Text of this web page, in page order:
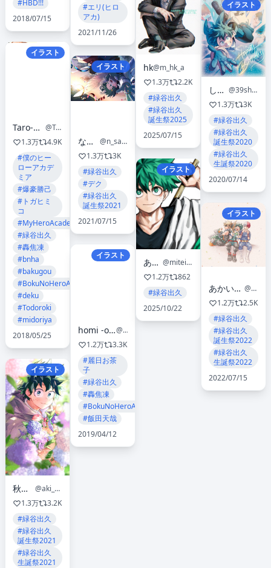
#HBD!!!
2018/07/15
イラスト
Taro-K from TamoTaro
@Tarokunnnn
1.3万
4.9K
#僕のヒー
ローアカデ
ミア
#爆豪勝己
#トガヒミ
コ
#MyHeroAcademia
#緑谷出久
#轟焦凍
#bnha
#bakugou
#BokuNoHeroAcademia
#deku
#Todoroki
#midoriya
2018/05/25
イラスト
秋野🧀
@aki_ktdk
1.3万
3.2K
#緑谷出久
#緑谷出久
誕生祭2021
#緑谷出久
生誕祭2021
#エリ(ヒロ
アカ)
2021/11/26
イラスト
なお🐰
@n_sai_ao
1.3万
3K
#緑谷出久
#デク
#緑谷出久
誕生祭2021
2021/07/15
イラスト
homi -original artbook 星光 on order
@homikokoni
1.2万
3.3K
#麗日お茶
子
#緑谷出久
#轟焦凍
#BokuNoHeroAcademia
#飯田天哉
2019/04/12
hk@m_hk_a
1.3万
2.2K
#緑谷出久
#緑谷出久
誕生祭2025
2025/07/15
イラスト
あまぢ
@mitei7926
1.2万
862
#緑谷出久
2025/10/22
イラスト
しらたま
@39shiratama
1.3万
3K
#緑谷出久
#緑谷出久
誕生祭2020
#緑谷出久
生誕祭2020
2020/07/14
イラスト
あかいろ 〆 しーちゃん’
@seazoo7
1.2万
2.5K
#緑谷出久
#緑谷出久
誕生祭2022
#緑谷出久
生誕祭2022
2022/07/15